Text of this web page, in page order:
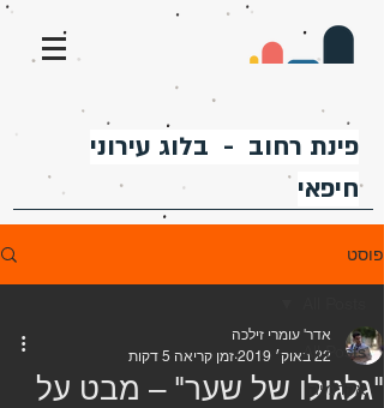
פינת רחוב - בלוג עירוני
חיפאי
פוסט
All Posts
אקדמיה
"גלגולו של שער" – מבט על
אדר' עומרי זילכה
22 באוק׳ 2019
זמן קריאה 5 דקות